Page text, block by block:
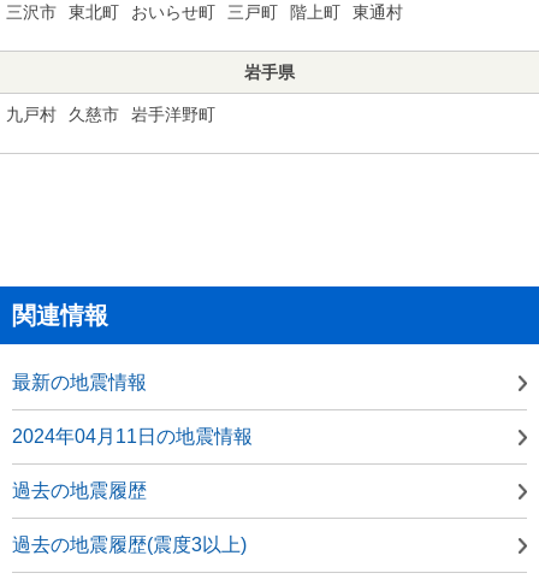
三沢市 東北町 おいらせ町 三戸町 階上町 東通村
岩手県
九戸村 久慈市 岩手洋野町
関連情報
最新の地震情報
2024年04月11日の地震情報
過去の地震履歴
過去の地震履歴(震度3以上)